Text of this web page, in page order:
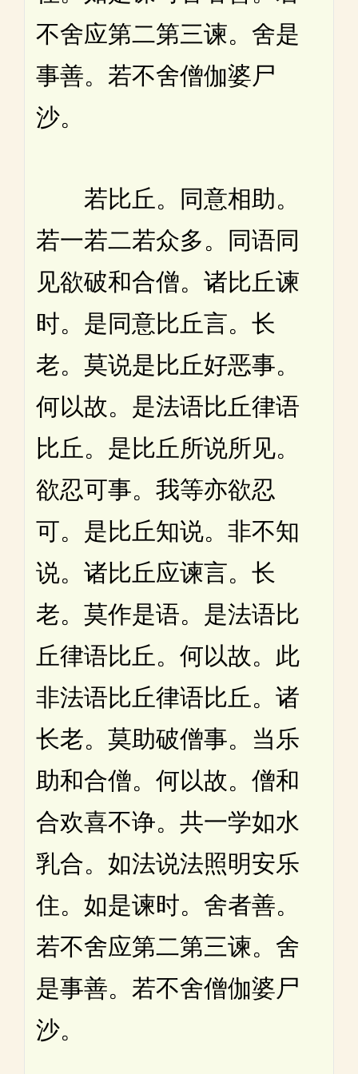
不舍应第二第三谏。舍是
事善。若不舍僧伽婆尸
沙。
若比丘。同意相助。
若一若二若众多。同语同
见欲破和合僧。诸比丘谏
时。是同意比丘言。长
老。莫说是比丘好恶事。
何以故。是法语比丘律语
比丘。是比丘所说所见。
欲忍可事。我等亦欲忍
可。是比丘知说。非不知
说。诸比丘应谏言。长
老。莫作是语。是法语比
丘律语比丘。何以故。此
非法语比丘律语比丘。诸
长老。莫助破僧事。当乐
助和合僧。何以故。僧和
合欢喜不诤。共一学如水
乳合。如法说法照明安乐
住。如是谏时。舍者善。
若不舍应第二第三谏。舍
是事善。若不舍僧伽婆尸
沙。